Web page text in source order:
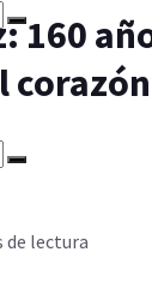
160
de lectura